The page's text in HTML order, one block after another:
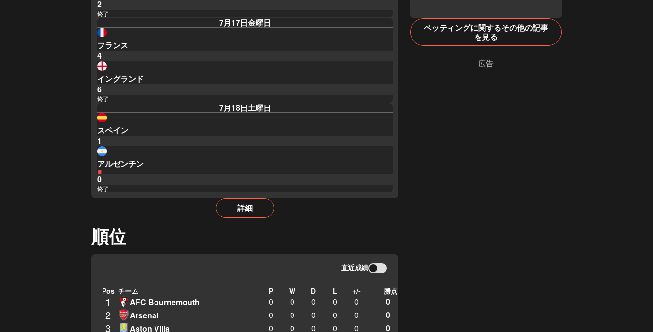
2
終了
7月17日金曜日
フランス
4
イングランド
6
終了
7月18日土曜日
スペイン
1
アルゼンチン
0
終了
詳細
順位
直近成績
Pos チーム P W D L +/- 勝点
1 AFC Bournemouth 0 0 0 0 0 0
2 Arsenal 0 0 0 0 0 0
3 Aston Villa 0 0 0 0 0 0
ベッティングに関するその他の記事
を見る